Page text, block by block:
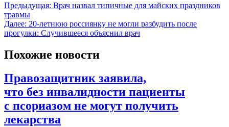
Предыдущая: Врач назвал типичные для майских праздников
травмы
Далее: 20-летнюю россиянку не могли разбудить после
прогулки: Случившееся объяснил врач
Похожие новости
Правозащитник заявила,
что без инвалидности пациенты
с псориазом не могут получить
лекарства